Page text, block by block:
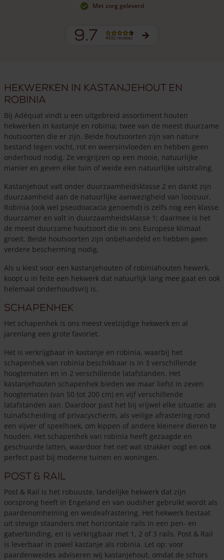
Met zorg geleverd
9.7 4432 reviews
Hekwerken in kastanjehout en
robinia
Bij Adéquat vindt u een uitgebreid assortiment houten
hekwerken in kastanje en robinia; twee van de meest duurzame
houtsoorten die er zijn. Beide houtsoorten zijn van nature
bestand tegen vocht, rot en weersinvloeden en hebben geen
onderhoud nodig. Ze vergrijzen op een mooie, natuurlijke
manier en geven elke tuin of weide een natuurlijke uitstraling.
Kastanjehout valt onder duurzaamheidsklasse 2 en dankt zijn
duurzaamheid aan de natuurlijke aanwezigheid van looizuur.
Robinia (ook wel pseudoacacia genoemd) is zelfs nog een klasse
duurzamer en valt in duurzaamheidsklasse 1; daarmee is het
de meest duurzame houtsoort die in ons Europese klimaat
groeit. Beide houtsoorten zijn onbehandeld en hebben geen
verdere bescherming nodig.
Als u kiest voor een kastanjehouten of robiniahouten hewerk,
koopt u in feite een hekwerk dat natuurlijk lang mee gaat en ook
helemaal onderhoudsvrij is.
Schapenhek
Het schapenhek is ons meest veelzijdige hekwerk en al
jarenlang een grote favoriet.
Het is verkrijgbaar in kastanje en robinia, waarbij het
schapenhek van robinia beschikbaar is in 3 verschillende
hoogtematen en in 2 verschillende latafstanden. Het
kastanjehouten schapenhek bieden we maar liefst in zeven
hoogtematen (van 50 tot 200 cm) en vijf verschillende
latafstanden aan. Daardoor past het bij vrijwel elke situatie: als
tuinafscheiding of privacyscherm, als veilige afrastering rond
een vijver of speelhoek, om kippen of andere kleinere dieren te
houden. Het schapenhek van robinia heeft gezaagde en
geschuurde latten, waardoor het net wat strakker oogt en ook
perfect past bij moderne tuinen en woningen.
Post & Rail
Post & Rail is het robuuste, landelijke hekwerk dat zijn
oorsprong heeft in Engeland en van oudsher gebruikt wordt als
paardenomheining en weideafrastering. Het hekwerk bestaat
uit stevige staanders met horizontale rails in een pen- en
gatverbinding, en is verkrijgbaar met 1, 2 of 3 rails. Post & Rail
is leverbaar in zowel kastanje als robinia. Let op: voor
paardenweides adviseren wij kastanjehout, omdat de schors